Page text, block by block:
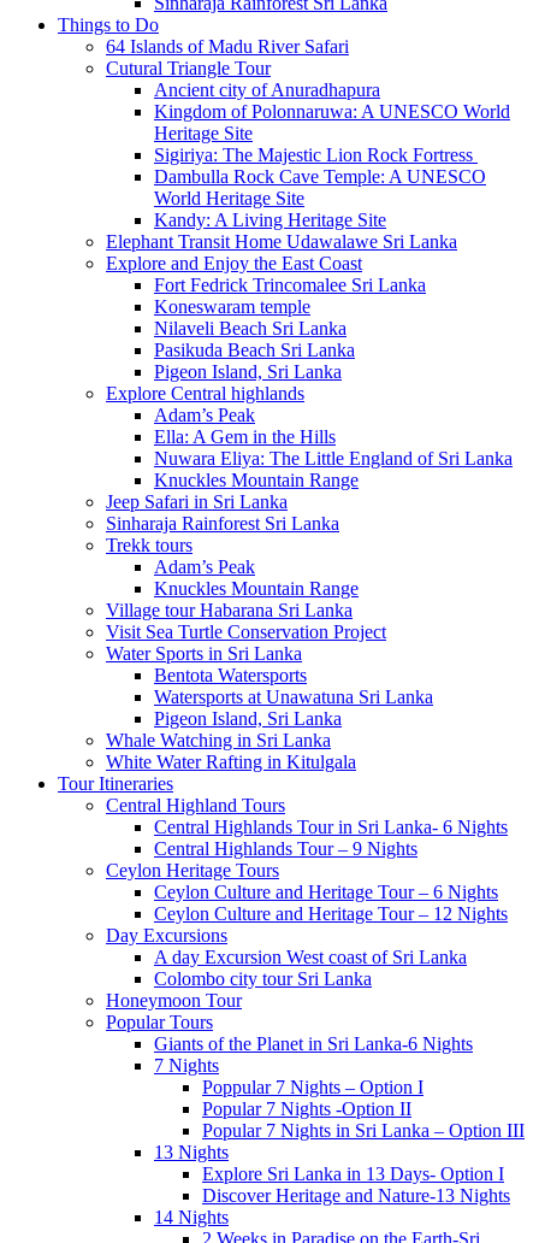
Things to Do
64 Islands of Madu River Safari
Cutural Triangle Tour
Ancient city of Anuradhapura
Kingdom of Polonnaruwa: A UNESCO World
Heritage Site
Sigiriya: The Majestic Lion Rock Fortress
Dambulla Rock Cave Temple: A UNESCO
World Heritage Site
Kandy: A Living Heritage Site
Elephant Transit Home Udawalawe Sri Lanka
Explore and Enjoy the East Coast
Fort Fedrick Trincomalee Sri Lanka
Koneswaram temple
Nilaveli Beach Sri Lanka
Pasikuda Beach Sri Lanka
Pigeon Island, Sri Lanka
Explore Central highlands
Adam’s Peak
Ella: A Gem in the Hills
Nuwara Eliya: The Little England of Sri Lanka
Knuckles Mountain Range
Jeep Safari in Sri Lanka
Sinharaja Rainforest Sri Lanka
Trekk tours
Adam’s Peak
Knuckles Mountain Range
Village tour Habarana Sri Lanka
Visit Sea Turtle Conservation Project
Water Sports in Sri Lanka
Bentota Watersports
Watersports at Unawatuna Sri Lanka
Pigeon Island, Sri Lanka
Whale Watching in Sri Lanka
White Water Rafting in Kitulgala
Tour Itineraries
Central Highland Tours
Central Highlands Tour in Sri Lanka- 6 Nights
Central Highlands Tour – 9 Nights
Ceylon Heritage Tours
Ceylon Culture and Heritage Tour – 6 Nights
Ceylon Culture and Heritage Tour – 12 Nights
Day Excursions
A day Excursion West coast of Sri Lanka
Colombo city tour Sri Lanka
Honeymoon Tour
Popular Tours
Giants of the Planet in Sri Lanka-6 Nights
7 Nights
Poppular 7 Nights – Option I
Popular 7 Nights -Option II
Popular 7 Nights in Sri Lanka – Option III
13 Nights
Explore Sri Lanka in 13 Days- Option I
Discover Heritage and Nature-13 Nights
14 Nights